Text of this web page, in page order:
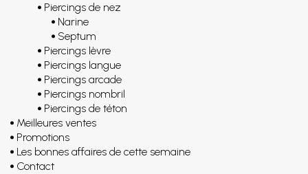
Piercings de nez
Narine
Septum
Piercings lèvre
Piercings langue
Piercings arcade
Piercings nombril
Piercings de téton
Meilleures ventes
Promotions
Les bonnes affaires de cette semaine
Contact